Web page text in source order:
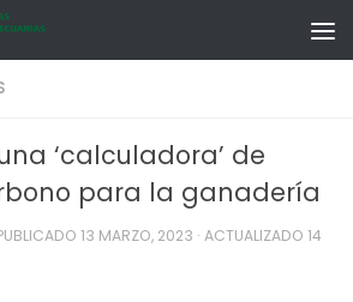
‘calculadora’ de
para la ganadería
13 MARZO, 2023 · ACTUALIZADO 14